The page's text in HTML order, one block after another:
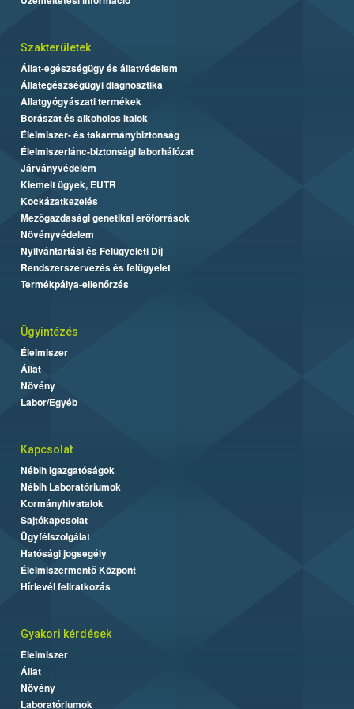
Szakterületek
Állat-egészségügy és állatvédelem
Állategészségügyi diagnosztika
Állatgyógyászati termékek
Borászat és alkoholos italok
Élelmiszer- és takarmánybiztonság
Élelmiszerlánc-biztonsági laborhálózat
Járványvédelem
Kiemelt ügyek, EUTR
Kockázatkezelés
Mezőgazdasági genetikai erőforrások
Növényvédelem
Nyilvántartási és Felügyeleti Díj
Rendszerszervezés és felügyelet
Termékpálya-ellenőrzés
Ügyintézés
Élelmiszer
Állat
Növény
Labor/Egyéb
Kapcsolat
Nébih Igazgatóságok
Nébih Laboratóriumok
Kormányhivatalok
Sajtókapcsolat
Ügyfélszolgálat
Hatósági jogsegély
Élelmiszermentő Központ
Hírlevél feliratkozás
Gyakori kérdések
Élelmiszer
Állat
Növény
Laboratóriumok